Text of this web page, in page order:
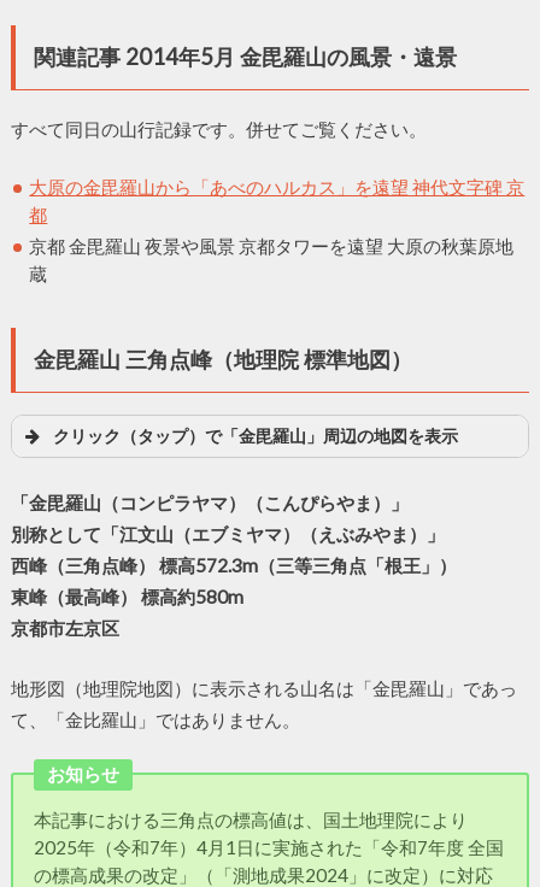
関連記事 2014年5月 金毘羅山の風景・遠景
すべて同日の山行記録です。併せてご覧ください。
大原の金毘羅山から「あべのハルカス」を遠望 神代文字碑 京
都
京都 金毘羅山 夜景や風景 京都タワーを遠望 大原の秋葉原地
蔵
金毘羅山 三角点峰（地理院 標準地図）
クリック（タップ）で「金毘羅山」周辺の地図を表示
「金毘羅山（コンピラヤマ）（こんぴらやま）」
別称として「江文山（エブミヤマ）（えぶみやま）」
西峰（三角点峰） 標高572.3m（三等三角点「根王」）
東峰（最高峰） 標高約580m
京都市左京区
地形図（地理院地図）に表示される山名は「金毘羅山」であっ
て、「金比羅山」ではありません。
お知らせ
本記事における三角点の標高値は、国土地理院により
2025年（令和7年）4月1日に実施された「令和7年度 全国
の標高成果の改定」（「測地成果2024」に改定）に対応